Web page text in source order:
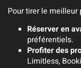
Pour tirer le meilleur
Réserver en
préférentiels.
Profiter des
Limitless,